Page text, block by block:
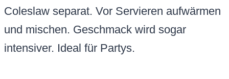
Coleslaw separat. Vor Servieren aufwärmen
und mischen. Geschmack wird sogar
intensiver. Ideal für Partys.